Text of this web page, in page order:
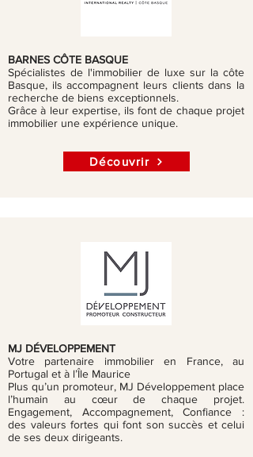
BARNES CÔTE BASQUE
Spécialistes de l'immobilier de luxe sur la côte
Basque, ils accompagnent leurs clients dans la
recherche de biens exceptionnels.
Grâce à leur expertise, ils font de chaque projet
immobilier une expérience unique.
Découvrir
MJ DÉVELOPPEMENT
Votre partenaire immobilier en France, au
Portugal et à l’Île Maurice
Plus qu’un promoteur, MJ Développement place
l’humain au cœur de chaque projet.
Engagement, Accompagnement, Confiance :
des valeurs fortes qui font son succès et celui
de ses deux dirigeants.